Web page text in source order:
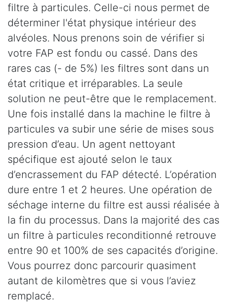
filtre à particules. Celle-ci nous permet de
déterminer l'état physique intérieur des
alvéoles. Nous prenons soin de vérifier si
votre FAP est fondu ou cassé. Dans des
rares cas (- de 5%) les filtres sont dans un
état critique et irréparables. La seule
solution ne peut-être que le remplacement.
Une fois installé dans la machine le filtre à
particules va subir une série de mises sous
pression d’eau. Un agent nettoyant
spécifique est ajouté selon le taux
d’encrassement du FAP détecté. L’opération
dure entre 1 et 2 heures. Une opération de
séchage interne du filtre est aussi réalisée à
la fin du processus. Dans la majorité des cas
un filtre à particules reconditionné retrouve
entre 90 et 100% de ses capacités d’origine.
Vous pourrez donc parcourir quasiment
autant de kilomètres que si vous l’aviez
remplacé.